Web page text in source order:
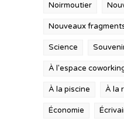
Noirmoutier
Nouveaux
Science
À l'espace
À la piscine À la
Économie